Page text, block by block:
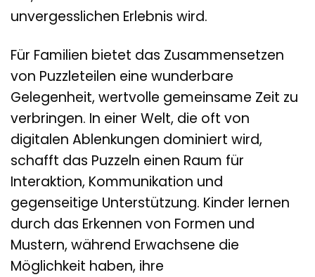
unvergesslichen Erlebnis wird.
Für Familien bietet das Zusammensetzen
von Puzzleteilen eine wunderbare
Gelegenheit, wertvolle gemeinsame Zeit zu
verbringen. In einer Welt, die oft von
digitalen Ablenkungen dominiert wird,
schafft das Puzzeln einen Raum für
Interaktion, Kommunikation und
gegenseitige Unterstützung. Kinder lernen
durch das Erkennen von Formen und
Mustern, während Erwachsene die
Möglichkeit haben, ihre